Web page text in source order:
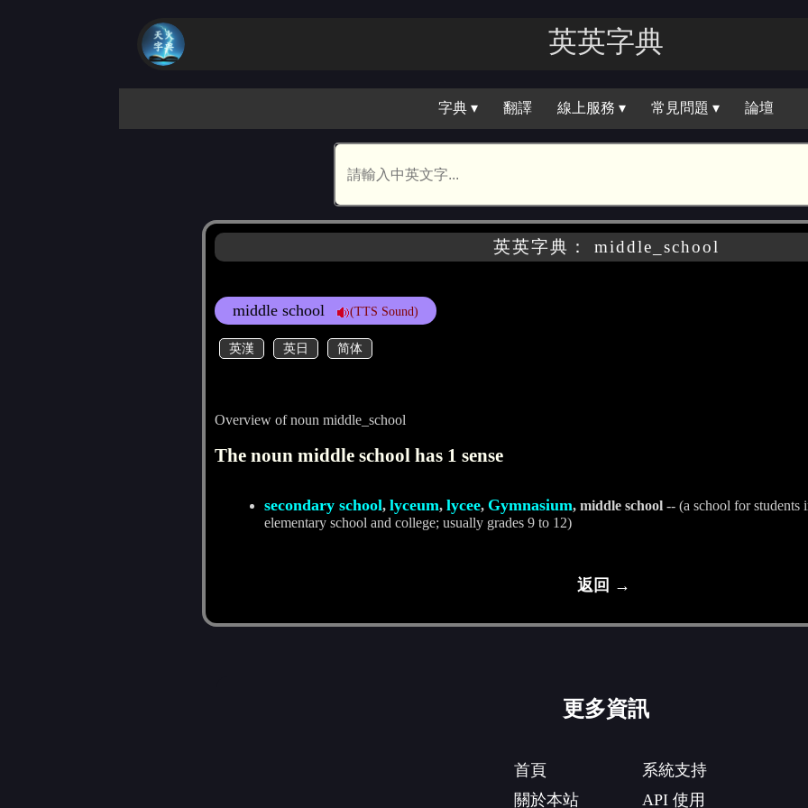
英英字典
字典 ▾ 翻譯 線上服務 ▾ 常見問題 ▾ 論壇
英英字典： middle_school
middle school (TTS Sound)
英漢 英日 简体
Overview of noun middle_school
The noun middle school has 1 sense
secondary school, lyceum, lycee, Gymnasium, middle school-- (a school for students
elementary school and college; usually grades 9 to 12)
返回 →
更多資訊
首頁
關於本站
系統支持
API 使用